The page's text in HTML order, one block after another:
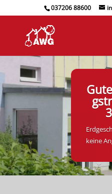
037206 88600
keine